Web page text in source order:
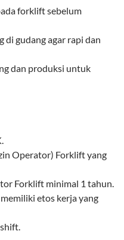
forklift sebelum
di gudang agar rapi dan
dan produksi untuk
Operator) Forklift yang
Forklift minimal 1 tahun.
etos kerja yang